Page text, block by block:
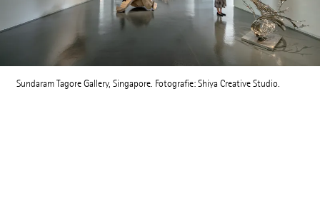
Sundaram Tagore Gallery, Singapore. Fotografie: Shiya Creative Studio.